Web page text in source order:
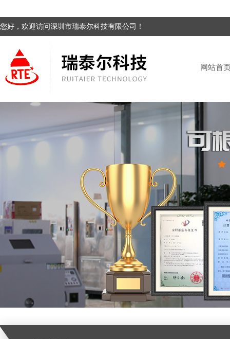
您好，欢迎访问深圳市瑞泰尔科技有限公司！
网站首